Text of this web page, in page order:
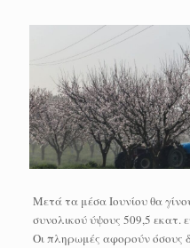
Μετά τα μέσα Ιουνίου θα
συνολικού ύψους 509,5 εκατ.
Οι πληρωμές αφορούν όσους